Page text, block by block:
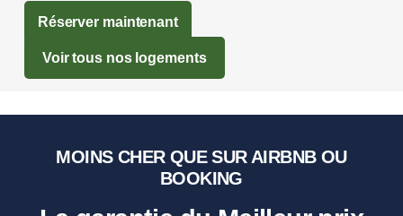
Réserver maintenant
Voir tous nos logements
MOINS CHER QUE SUR AIRBNB OU
BOOKING